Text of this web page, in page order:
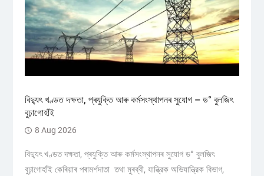
বিদ্যুৎ খণ্ডত দক্ষতা, প্ৰযুক্তি আৰু কৰ্মসংস্থাপনৰ সুযোগ – ড° বুলজিৎ
বুঢ়াগোহাঁই
8 Aug 2026
বিদ্যুৎ খণ্ডত দক্ষতা, প্ৰযুক্তি আৰু কৰ্মসংস্থাপনৰ সুযোগ ড° বুলজিৎ
বুঢ়াগোহাঁই কেৰিয়াৰ পৰামৰ্শদাতা তথা মুৰব্বী, যান্ত্রিক অভিযান্ত্রিক বিভাগ,